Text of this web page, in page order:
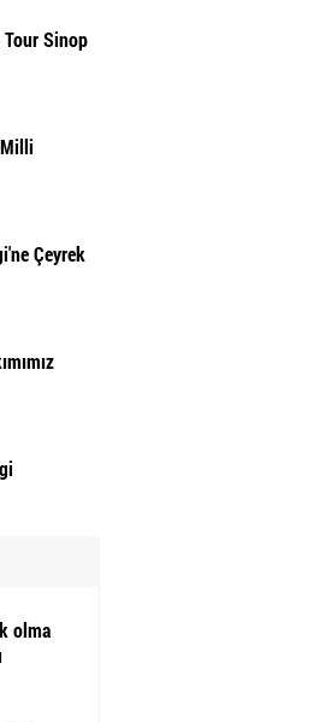
Sinop
Çeyrek
olma